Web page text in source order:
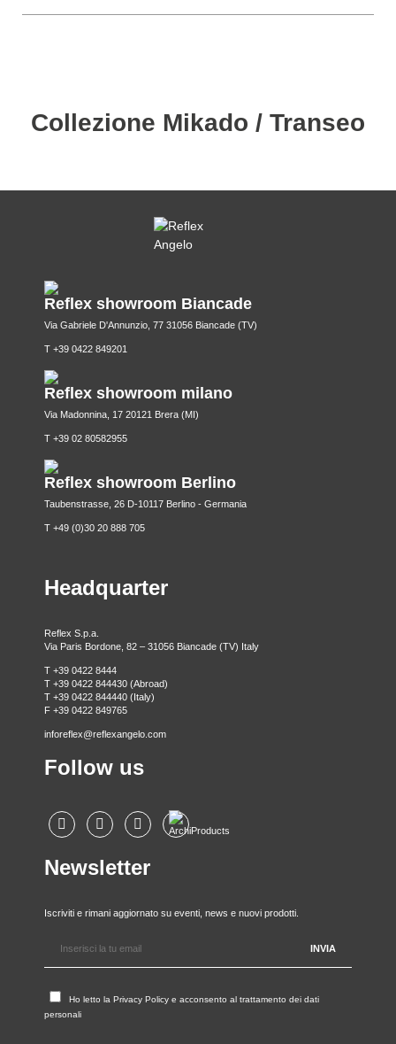
Collezione Mikado / Transeo
Reflex showroom Biancade
Via Gabriele D'Annunzio, 77 31056 Biancade (TV)
T +39 0422 849201
Reflex showroom milano
Via Madonnina, 17 20121 Brera (MI)
T +39 02 80582955
Reflex showroom Berlino
Taubenstrasse, 26 D-10117 Berlino - Germania
T +49 (0)30 20 888 705
Headquarter
Reflex S.p.a.
Via Paris Bordone, 82 – 31056 Biancade (TV) Italy
T +39 0422 8444
T +39 0422 844430 (Abroad)
T +39 0422 844440 (Italy)
F +39 0422 849765
inforeflex@reflexangelo.com
Follow us
Newsletter
Iscriviti e rimani aggiornato su eventi, news e nuovi prodotti.
Ho letto la Privacy Policy e acconsento al trattamento dei dati
personali